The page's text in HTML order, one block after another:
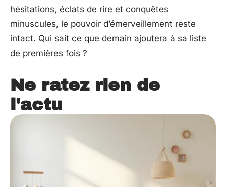
hésitations, éclats de rire et conquêtes
minuscules, le pouvoir d’émerveillement reste
intact. Qui sait ce que demain ajoutera à sa liste
de premières fois ?
Ne ratez rien de
l'actu